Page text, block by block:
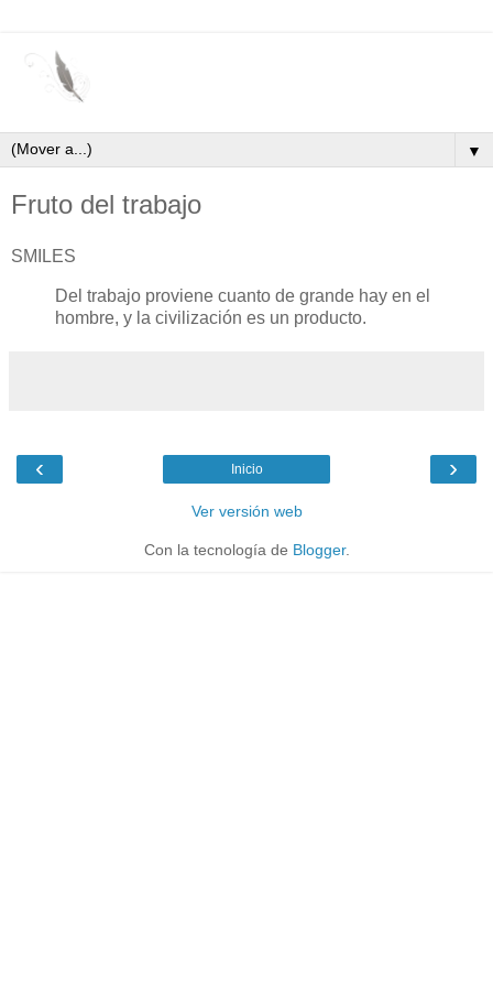
▼
Fruto del trabajo
SMILES
Del trabajo proviene cuanto de grande hay en el
hombre, y la civilización es un producto.
‹ ›
Inicio
Ver versión web
Con la tecnología de Blogger.